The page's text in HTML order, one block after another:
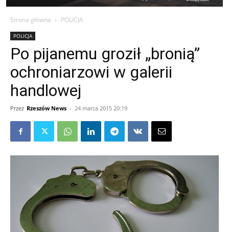
Strona główna POLICJA
POLICJA
Po pijanemu groził „bronią”
ochroniarzowi w galerii
handlowej
Przez Rzeszów News - 24 marca 2015 20:19